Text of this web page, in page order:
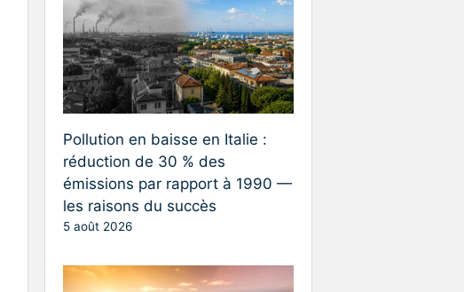
Pollution en baisse en Italie :
réduction de 30 % des
émissions par rapport à 1990 —
les raisons du succès
5 août 2026